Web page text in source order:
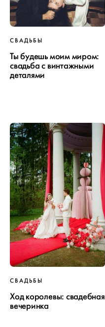
СВАДЬБЫ
Ты будешь моим миром:
свадьба с винтажными
деталями
СВАДЬБЫ
Ход королевы: свадебная
вечеринка
ПРОЕКТ
СВАДЬБЫ
ОТ WEDDYWOOD